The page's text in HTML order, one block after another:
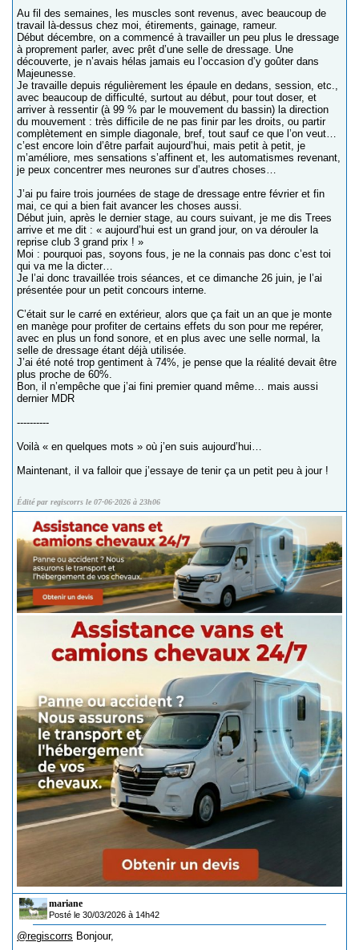
Au fil des semaines, les muscles sont revenus, avec beaucoup de
travail là-dessus chez moi, étirements, gainage, rameur.
Début décembre, on a commencé à travailler un peu plus le dressage
à proprement parler, avec prêt d’une selle de dressage. Une
découverte, je n’avais hélas jamais eu l’occasion d’y goûter dans
Majeunesse.
Je travaille depuis régulièrement les épaule en dedans, session, etc.,
avec beaucoup de difficulté, surtout au début, pour tout doser, et
arriver à ressentir (à 99 % par le mouvement du bassin) la direction
du mouvement : très difficile de ne pas finir par les droits, ou partir
complètement en simple diagonale, bref, tout sauf ce que l’on veut…
c’est encore loin d’être parfait aujourd’hui, mais petit à petit, je
m’améliore, mes sensations s’affinent et, les automatismes revenant,
je peux concentrer mes neurones sur d’autres choses…
J’ai pu faire trois journées de stage de dressage entre février et fin
mai, ce qui a bien fait avancer les choses aussi.
Début juin, après le dernier stage, au cours suivant, je me dis Trees
arrive et me dit : « aujourd’hui est un grand jour, on va dérouler la
reprise club 3 grand prix ! »
Moi : pourquoi pas, soyons fous, je ne la connais pas donc c’est toi
qui va me la dicter…
Je l’ai donc travaillée trois séances, et ce dimanche 26 juin, je l’ai
présentée pour un petit concours interne.
C’était sur le carré en extérieur, alors que ça fait un an que je monte
en manège pour profiter de certains effets du son pour me repérer,
avec en plus un fond sonore, et en plus avec une selle normal, la
selle de dressage étant déjà utilisée.
J’ai été noté trop gentiment à 74%, je pense que la réalité devait être
plus proche de 60%.
Bon, il n’empêche que j’ai fini premier quand même… mais aussi
dernier MDR
----------
Voilà « en quelques mots » où j’en suis aujourd’hui…
Maintenant, il va falloir que j’essaye de tenir ça un petit peu à jour !
Édité par regiscorrs le 07-06-2026 à 23h06
mariane
Posté le 30/03/2026 à 14h42
@regiscorrs Bonjour,